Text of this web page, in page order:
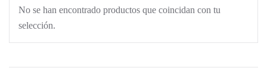
No se han encontrado productos que coincidan con tu
selección.